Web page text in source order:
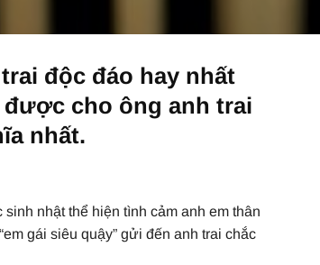
độc đáo hay nhất
cho ông anh trai
nhất.
nhật thể hiện tình cảm anh em thân
gái siêu quậy” gửi đến anh trai chắc